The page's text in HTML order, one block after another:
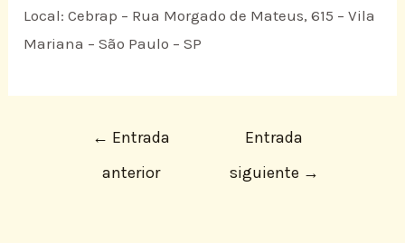
Local: Cebrap – Rua Morgado de Mateus, 615 – Vila
Mariana – São Paulo – SP
← Entrada
anterior
Entrada
siguiente →